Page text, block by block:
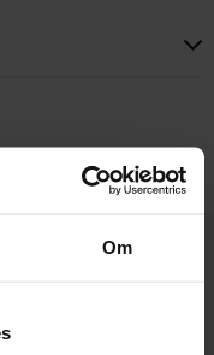
Om
kr (2026-08-09)